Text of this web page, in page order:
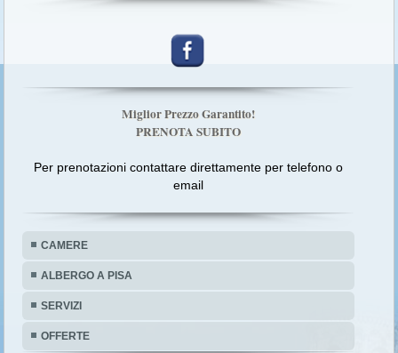
Miglior Prezzo Garantito!
PRENOTA SUBITO
Per prenotazioni contattare direttamente per telefono o
email
CAMERE
ALBERGO A PISA
SERVIZI
OFFERTE